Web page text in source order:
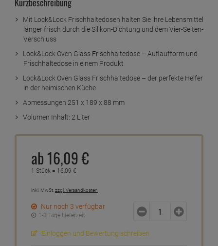
Kurzbeschreibung
Mit Lock&Lock Frischhaltedosen halten Sie ihre Lebensmittel
länger frisch durch die Silikon-Dichtung und dem Vier-Seiten-
Verschluss
Lock&Lock Oven Glass Frischhaltedose – Auflaufform und
Frischhaltedose in einem Produkt
Lock&Lock Oven Glass Frischhaltedose – der perfekte Helfer
in der heimischen Küche
Abmessungen 251 x 189 x 88 mm
Volumen Inhalt: 2 Liter
ab 16,09€
1 Stück = 16,09 €
inkl. MwSt.zzgl. Versandkosten
Nur noch 3 verfügbar
1-3 Tage Lieferzeit
Einloggen und Bewertung schreiben